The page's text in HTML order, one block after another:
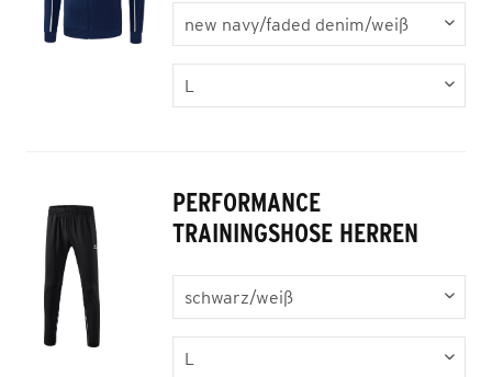
PERFORMANCE
TRAININGSHOSE HERREN